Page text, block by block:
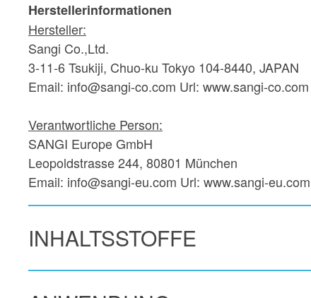
Herstellerinformationen
Hersteller:
Sangi Co.,Ltd.
3-11-6 Tsukiji, Chuo-ku Tokyo 104-8440, JAPAN
Email: info@sangi-co.com Url: www.sangi-co.com
Verantwortliche Person:
SANGI Europe GmbH
Leopoldstrasse 244, 80801 München
Email: info@sangi-eu.com Url: www.sangi-eu.com
INHALTSSTOFFE
(INCI Name)